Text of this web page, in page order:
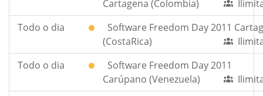
Cartagena (Colombia)
Todo o dia
Software Freedom Day 2011
(CostaRica)
Todo o dia
Software Freedom Day 2011
Carúpano (Venezuela)